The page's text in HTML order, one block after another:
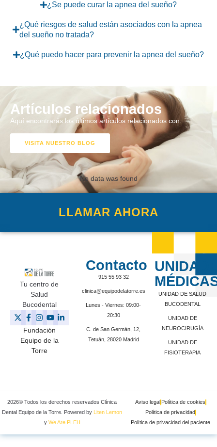
¿Se puede curar la apnea del sueño?
¿Qué riesgos de salud están asociados con la apnea
del sueño no tratada?
¿Qué puedo hacer para prevenir la apnea del sueño?
Artículos relacionados
Aquí encontrarás los últimos artículos relacionados con:
VISITA NUESTRO BLOG
No data was found
LLAMAR AHORA
Tu centro de
Salud
Bucodental
Fundación
Equipo de la
Torre
Contacto
915 55 93 32
clinica@equipodelatorre.es
Lunes - Viernes: 09:00-
20:30
C. de San Germán, 12,
Tetuán, 28020 Madrid
UNIDAD DE SALUD
BUCODENTAL
UNIDAD DE
NEUROCIRUGÍA
UNIDAD DE
FISIOTERAPIA
2026© Todos los derechos reservados Clínica
Dental Equipo de la Torre. Powered by Liten Lemon
y We Are PLEH
Aviso legal Política de cookies
Política de privacidad
Política de privacidad del paciente